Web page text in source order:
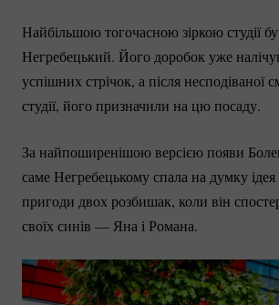
Найбільшою тогочасною зіркою студії
Негребецький. Його доробок уже
успішних стрічок, а після несподіваної
студії, його призначили на цю посаду.
За найпоширенішою версією появи
саме Негребецькому спала на думку ідея
пригоди двох розбишак, коли він
своїх синів — Яна і Романа.